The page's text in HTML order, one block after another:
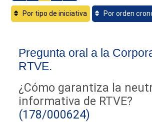
Por tipo de iniciativa Por orden
Pregunta oral a la
RTVE.
¿Cómo garantiza la
informativa de RTVE?
(178/000624)